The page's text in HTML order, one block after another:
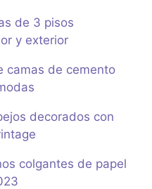
de 3 pisos
y exterior
camas de cemento
decorados con
colgantes de papel